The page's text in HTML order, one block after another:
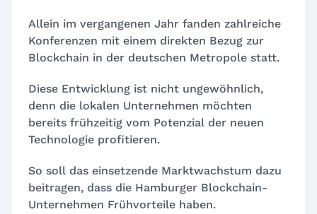
Allein im vergangenen Jahr fanden zahlreiche
Konferenzen mit einem direkten Bezug zur
Blockchain in der deutschen Metropole statt.
Diese Entwicklung ist nicht ungewöhnlich,
denn die lokalen Unternehmen möchten
bereits frühzeitig vom Potenzial der neuen
Technologie profitieren.
So soll das einsetzende Marktwachstum dazu
beitragen, dass die Hamburger Blockchain-
Unternehmen Frühvorteile haben.